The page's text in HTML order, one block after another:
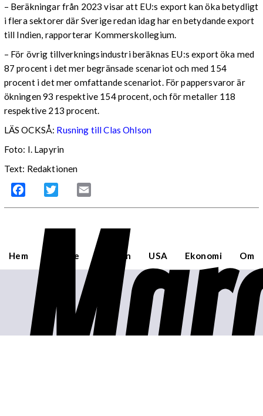
– Beräkningar från 2023 visar att EU:s export kan öka betydligt
i flera sektorer där Sverige redan idag har en betydande export
till Indien, rapporterar Kommerskollegium.
– För övrig tillverkningsindustri beräknas EU:s export öka med
87 procent i det mer begränsade scenariot och med 154
procent i det mer omfattande scenariot. För pappersvaror är
ökningen 93 respektive 154 procent, och för metaller 118
respektive 213 procent.
LÄS OCKSÅ: Rusning till Clas Ohlson
Foto: I. Lapyrin
Text: Redaktionen
Facebook Twitter
Hem Sverige Världen USA Ekonomi Om